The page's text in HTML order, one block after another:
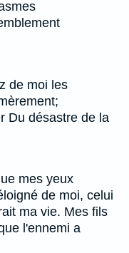
de moi les
Du désastre de la
mes yeux
de moi, celui
ma vie. Mes fils
l'ennemi a